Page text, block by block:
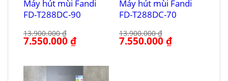
Máy hút mùi Fandi
FD-T288DC-90
13.900.000₫
Giá
gốc
7.550.000₫Giá
hiện
7.550.000 ₫.
Máy hút mùi Fandi
FD-T288DC-70
13.900.000₫
Giá
gốc
7.550.000₫Giá
hiện